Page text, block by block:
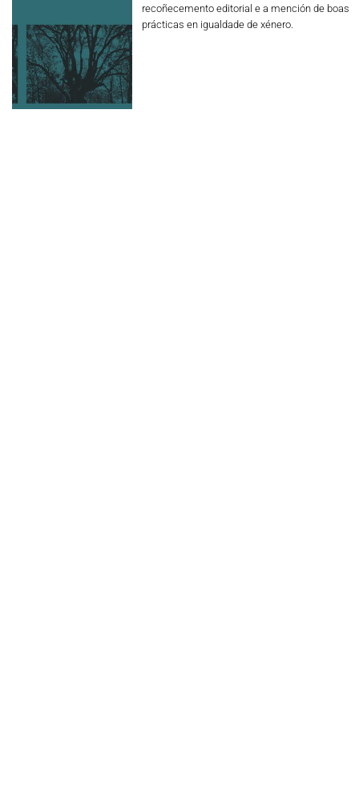
recoñecemento editorial e a mención de boas
prácticas en igualdade de xénero.